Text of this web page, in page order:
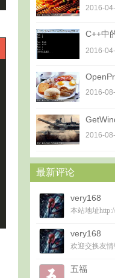
2016-
C++中
2016-
2016-
2016-
最新评论
very168
本站地址
very168
欢迎交换友
五福